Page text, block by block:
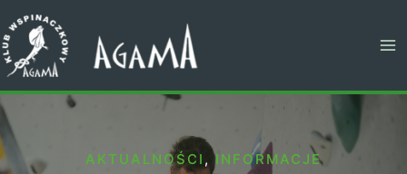
do
treści
AKTUALNOŚCI ,INFORMACJE